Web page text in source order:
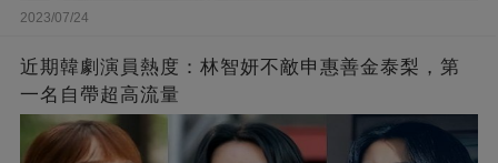
2023/07/24
近期韓劇演員熱度：林智妍不敵申惠善金泰梨，第
一名自帶超高流量